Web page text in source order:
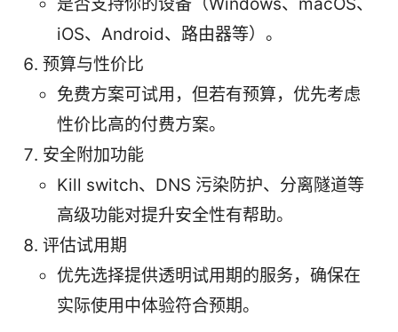
是否支持你的设备（Windows、macOS、
iOS、Android、路由器等）。
预算与性价比
免费方案可试用，但若有预算，优先考虑
性价比高的付费方案。
安全附加功能
Kill switch、DNS 污染防护、分离隧道等
高级功能对提升安全性有帮助。
评估试用期
优先选择提供透明试用期的服务，确保在
实际使用中体验符合预期。